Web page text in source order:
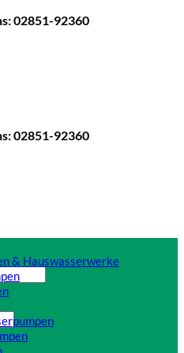
02851-92360
02851-92360
& Hauswasserwerke